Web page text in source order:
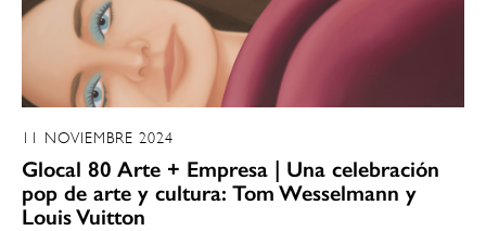
11 NOVIEMBRE 2024
Glocal 80 Arte + Empresa | Una celebración
pop de arte y cultura: Tom Wesselmann y
Louis Vuitton